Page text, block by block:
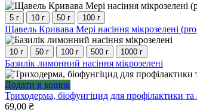
сторінці
товару
Параметри
можна
вибрати
на
сторінці
товару
товар
має
кілька
варіантів.
Параметри
можна
вибрати
на
сторінці
товару
5 г 10 г 50 г 100 г
Цей
товар
має
кілька
варіантів.
Параметри
можна
вибрати
Щавель Кривава Мері насіння мікрозелені
10 г 50 г 100 г 500 г 1000 г
Цей
товар
має
кілька
варіантів.
Базилік лимонний насіння мікрозелені
Додати в кошик
Триходерма, біофунгіцид для профілактики
69,00 ₴